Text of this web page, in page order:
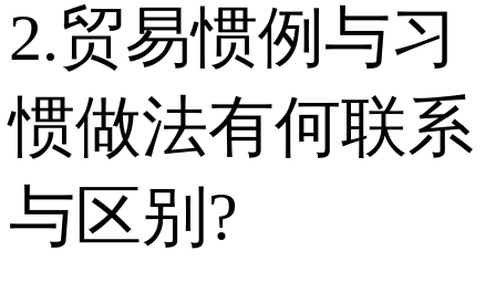
2.贸易惯例与习
惯做法有何联系
与区别?